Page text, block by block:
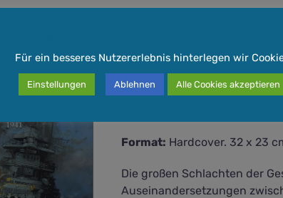
Die großen
15,80€
Format: Hardcover. 32 x 23
Die großen Schlachten der
Auseinandersetzungen
Für ein besseres Nutzererlebnis hinterlegen wir
Einstellungen Ablehnen Alle Cookies akzeptieren